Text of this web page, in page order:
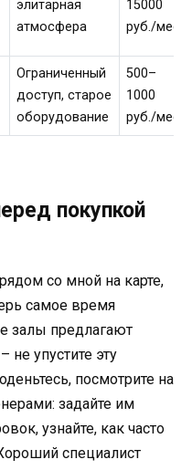
элитарная
атмосфера
15000
руб./мес.
Ограниченный
доступ, старое
оборудование
500–
1000
руб./мес.
покупкой
со мной на карте,
самое время
залы предлагают
не упустите эту
посмотрите на
задайте им
узнайте, как часто
специалист